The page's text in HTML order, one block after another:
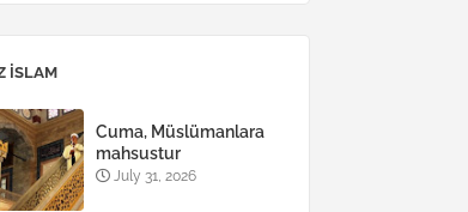
ISLAM
Cuma, Müslümanlara
mahsustur
July 31, 2026